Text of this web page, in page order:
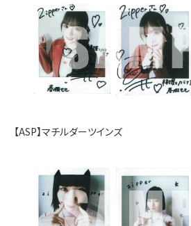
【ASP】マチルダーツインズ